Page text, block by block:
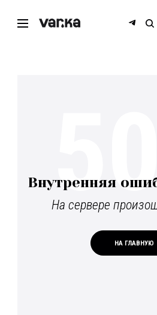
Внутренняя
На сервере
НА ГЛАВНУЮ